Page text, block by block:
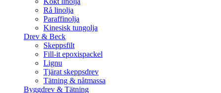
Rå linolja
Paraffinolja
Kinesisk tungolja
Drev & Beck
Skeppsfilt
Fill-it epoxispackel
Lignu
Tjärat skeppsdrev
Tätning & nåtmassa
Byggdrev & Tätning